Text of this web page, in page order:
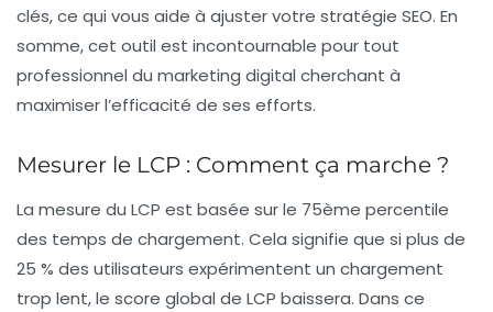
clés, ce qui vous aide à ajuster votre stratégie SEO. En
somme, cet outil est incontournable pour tout
professionnel du marketing digital cherchant à
maximiser l’efficacité de ses efforts.
Mesurer le LCP : Comment ça marche ?
La mesure du LCP est basée sur le 75ème percentile
des temps de chargement. Cela signifie que si plus de
25 % des utilisateurs expérimentent un chargement
trop lent, le score global de LCP baissera. Dans ce